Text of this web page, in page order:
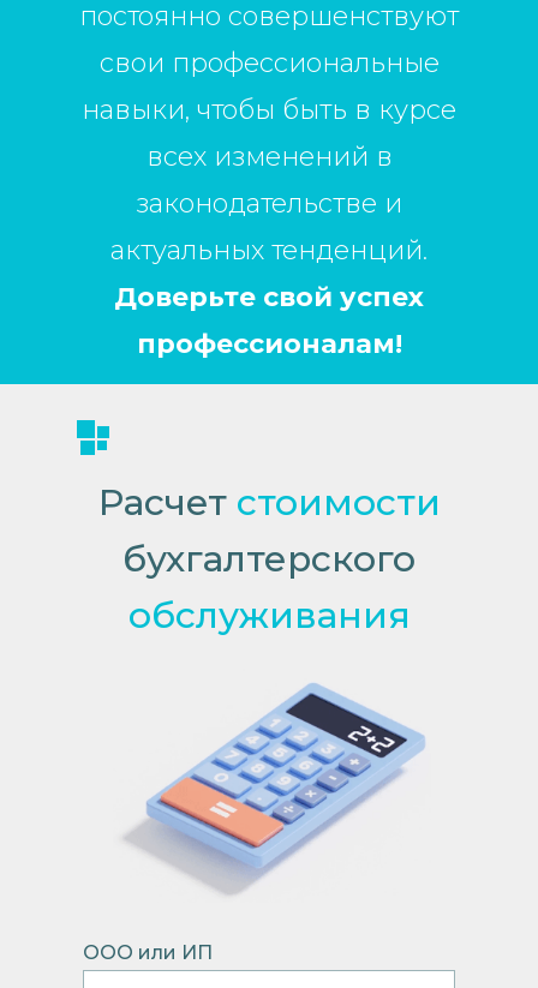
постоянно совершенствуют
свои профессиональные
навыки, чтобы быть в курсе
всех изменений в
законодательстве и
актуальных тенденций.
Доверьте свой успех
профессионалам!
Расчет стоимости
бухгалтерского
обслуживания
ООО или ИП